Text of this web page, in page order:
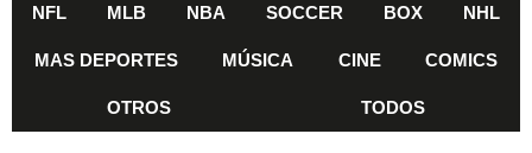
NFL MLB NBA SOCCER BOX NHL
MAS DEPORTES MÚSICA CINE COMICS
OTROS TODOS